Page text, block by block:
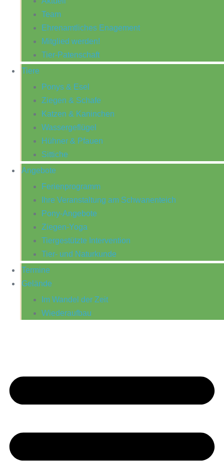
Team
Ehrenamtliches Enagement
Mitglied werden!
Tier-Patenschaft
Tiere
Ponys & Esel
Ziegen & Schafe
Katzen & Kaninchen
Wassergeflügel
Hühner & Pfauen
Sittiche
Angebote
Ferienprogramm
Ihre Veranstaltung am Schwanenteich
Pony-Angebote
Ziegen-Yoga
Tiergestützte Intervention
Tier- und Naturkunde
Termine
Gelände
Im Wandel der Zeit
Wiederaufbau